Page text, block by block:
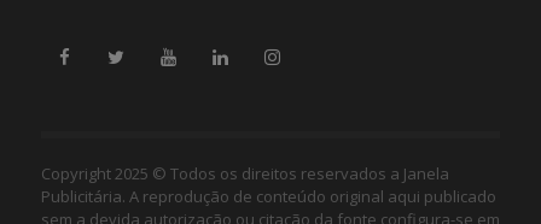
Copyright 2025 © Todos os direitos reservados a Janela
Publicitária. A reprodução de conteúdo original aqui publicado
sem a devida autorização ou citação da fonte configura-se em